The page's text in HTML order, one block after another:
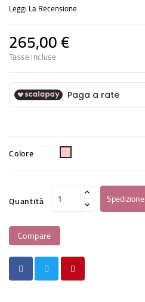
Leggi La Recensione
265,00 €
Tasse incluse
Colore BiancoRosa
Quantità Spedizione
Compare